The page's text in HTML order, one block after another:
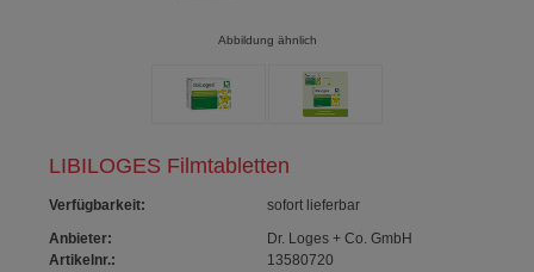
LIBILOGES Filmtabletten
Verfügbarkeit:
sofort lieferbar
Anbieter:
Dr. Loges + Co. GmbH
Artikelnr.:
13580720
Abbildung ähnlich